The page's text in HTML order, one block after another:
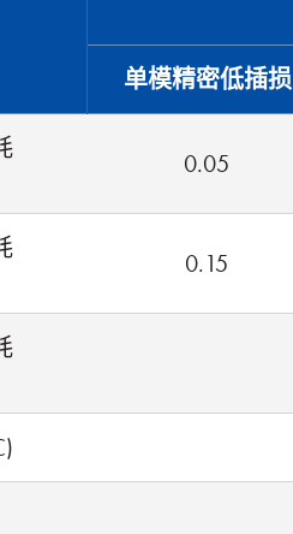
单模精密低插损
0.05
0.15